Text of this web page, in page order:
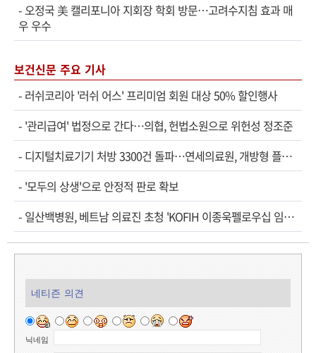
- 오정국 美 캘리포니아 지회장 학회 방문…고려수지침 효과 매
우 우수
보건신문 주요 기사
- 러쉬코리아 '러쉬 어스' 프리미엄 회원 대상 50% 할인행사
- '관리급여' 법정으로 간다…의협, 헌법소원으로 위헌성 정조준
- 디지털치료기기 처방 3300건 돌파…연세의료원, 개방형 플랫폼 성과 공개
- '모두의 상생'으로 안정적 판로 확보
- 일산백병원, 베트남 의료진 초청 'KOFIH 이종욱펠로우십 임상연수' 시작
네티즌 의견
닉네임